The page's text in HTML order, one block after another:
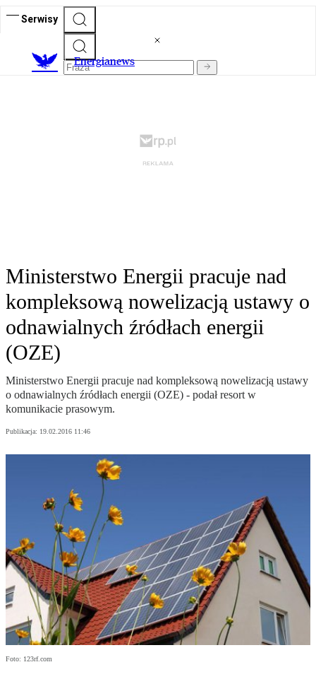
Serwisy
Energianews
Ministerstwo Energii pracuje nad
kompleksową nowelizacją ustawy o
odnawialnych źródłach energii
(OZE)
Ministerstwo Energii pracuje nad kompleksową nowelizacją ustawy
o odnawialnych źródłach energii (OZE) - podał resort w
komunikacie prasowym.
Publikacja: 19.02.2016 11:46
Foto: 123rf.com